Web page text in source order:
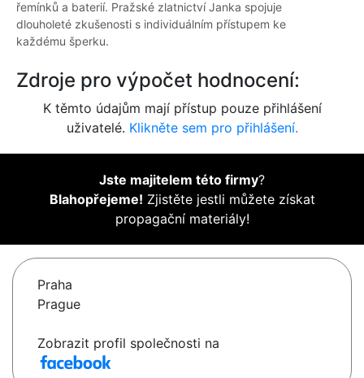
řemínků a baterií. Pražské zlatnictví Janka spojuje
dlouholeté zkušenosti s individuálním přístupem ke
každému šperku.
Zdroje pro výpočet hodnocení:
K těmto údajům mají přístup pouze přihlášení
uživatelé. Klikněte sem pro přihlášení.
Jste majitelem této firmy?
Blahopřejeme! Zjistěte jestli můžete získat
propagační materiály!
Praha
Prague
Zobrazit profil společnosti na